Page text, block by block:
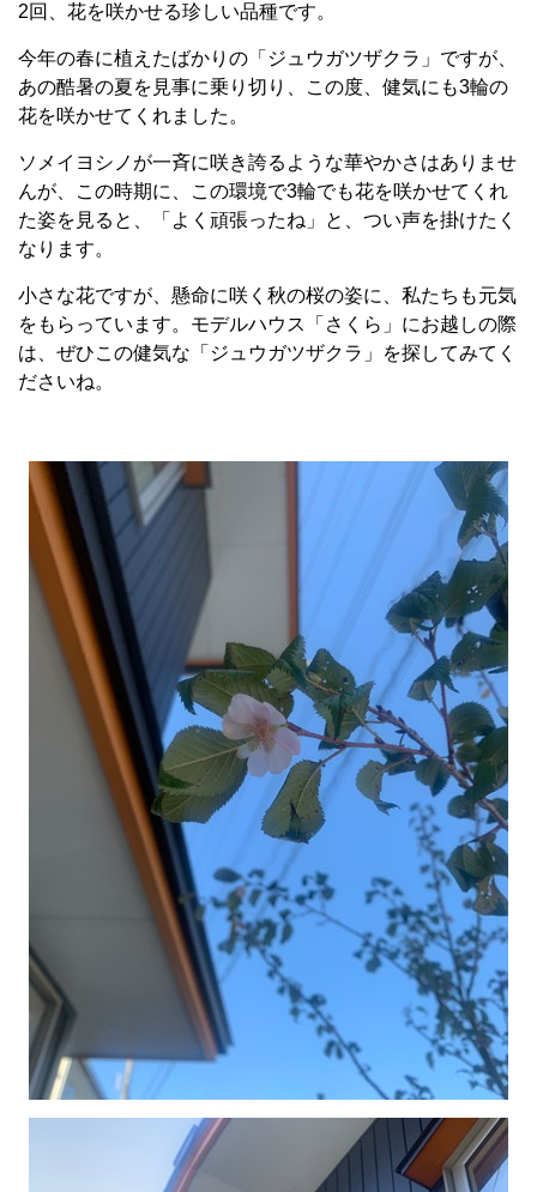
2回、花を咲かせる珍しい品種です。
今年の春に植えたばかりの「ジュウガツザクラ」ですが、
あの酷暑の夏を見事に乗り切り、この度、健気にも3輪の
花を咲かせてくれました。
ソメイヨシノが一斉に咲き誇るような華やかさはありませ
んが、この時期に、この環境で3輪でも花を咲かせてくれ
た姿を見ると、「よく頑張ったね」と、つい声を掛けたく
なります。
小さな花ですが、懸命に咲く秋の桜の姿に、私たちも元気
をもらっています。モデルハウス「さくら」にお越しの際
は、ぜひこの健気な「ジュウガツザクラ」を探してみてく
ださいね。